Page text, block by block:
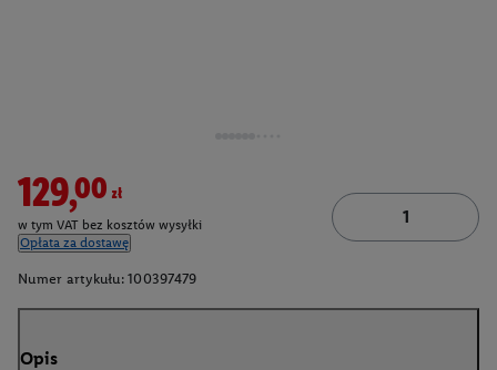
129,00zł
w tym VAT bez kosztów wysyłki
Opłata za dostawę
Numer artykułu: 100397479
Opis